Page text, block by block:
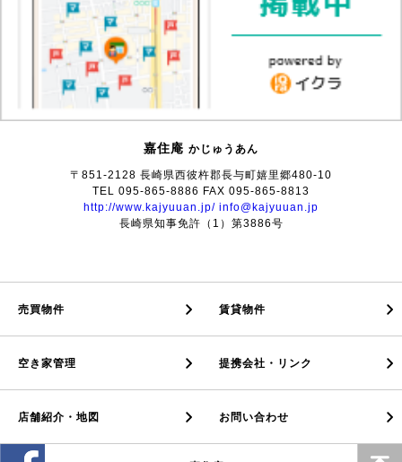
嘉住庵 かじゅうあん
〒851-2128 長崎県西彼杵郡長与町嬉里郷480-10
TEL 095-865-8886 FAX 095-865-8813
http://www.kajyuuan.jp/ info@kajyuuan.jp
長崎県知事免許（1）第3886号
売買物件 賃貸物件
空き家管理 提携会社・リンク
店舗紹介・地図 お問い合わせ